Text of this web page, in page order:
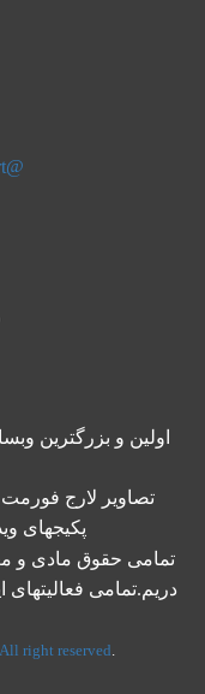
@Hyperstock_Support
اولین و بزرگترین
تصاویر لارج
پکیجهای
تمامی حقوق مادی و
دریم.تمامی
.Copyright 2002-2020
All right reserved